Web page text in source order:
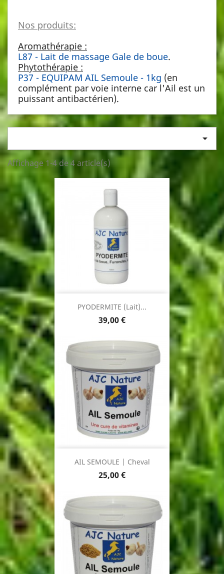
Nos produits:
Aromathérapie :
L87 - Lait de massage Gale de boue.
Phytothérapie :
P37 - EQUIPAM AIL Semoule - 1kg (en
complément par voie interne car l'Ail est un
puissant antibactérien).

Affichage 1-4 de 4 article(s)
PYODERMITE (Lait)...
Prix
39,00 €
AIL SEMOULE | Cheval
Prix
25,00 €